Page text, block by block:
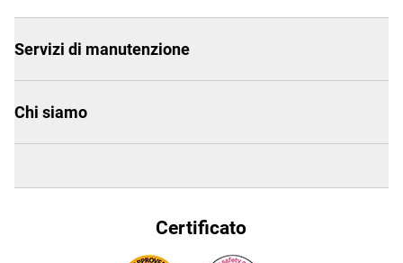
Servizi di manutenzione
Chi siamo
Certificato